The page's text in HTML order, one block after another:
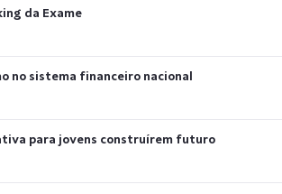
da Exame
no sistema financeiro nacional
para jovens construírem futuro